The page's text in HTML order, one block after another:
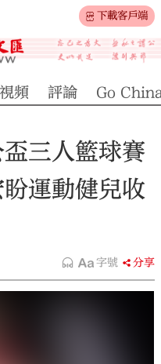
下載客戶端
視頻 評論 Go
盃三人籃球賽
運動健兒收
字號 分享